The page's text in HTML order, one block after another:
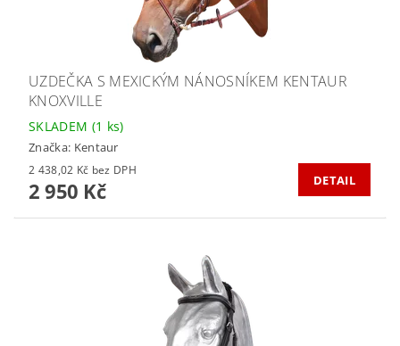
UZDEČKA S MEXICKÝM NÁNOSNÍKEM KENTAUR
KNOXVILLE
SKLADEM (1 ks)
Značka: Kentaur
2 438,02 Kč bez DPH
2 950 Kč DETAIL